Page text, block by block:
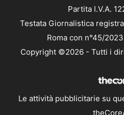
Partita I.V.A.
Testata Giornalistica
Roma con n°45/
Copyright ©2026 - Tutti i
Le attività pubblicitarie su